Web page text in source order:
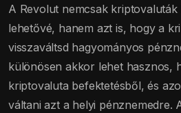
A Revolut nemcsak
lehetővé, hanem azt is, hogy a
visszaváltsd hagyományos
különösen akkor lehet hasznos,
kriptovaluta befektetésből, és
váltani azt a helyi pénznemedre.